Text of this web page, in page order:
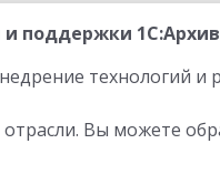
технологий
Вы можете